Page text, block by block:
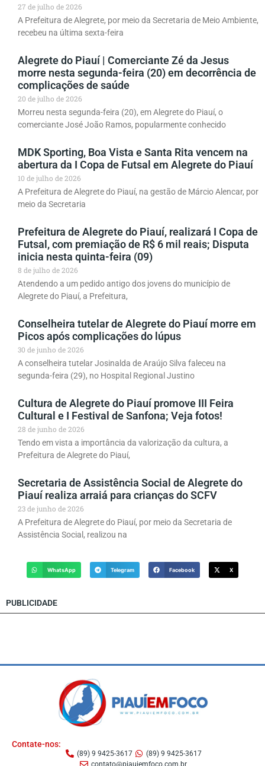
27 de julho de 2026
A Prefeitura de Alegrete, por meio da Secretaria de Meio Ambiente,
recebeu na última sexta-feira
Alegrete do Piauí | Comerciante Zé da Jesus
morre nesta segunda-feira (20) em decorrência de
complicações de saúde
20 de julho de 2026
Morreu nesta segunda-feira (20), em Alegrete do Piauí, o
comerciante José João Ramos, popularmente conhecido
MDK Sporting, Boa Vista e Santa Rita vencem na
abertura da I Copa de Futsal em Alegrete do Piauí
10 de julho de 2026
A Prefeitura de Alegrete do Piauí, na gestão de Márcio Alencar, por
meio da Secretaria
Prefeitura de Alegrete do Piauí, realizará I Copa de
Futsal, com premiação de R$ 6 mil reais; Disputa
inicia nesta quinta-feira (09)
8 de julho de 2026
Atendendo a um pedido antigo dos jovens do município de
Alegrete do Piauí, a Prefeitura,
Conselheira tutelar de Alegrete do Piauí morre em
Picos após complicações do lúpus
30 de junho de 2026
A conselheira tutelar Josinalda de Araújo Silva faleceu na
segunda-feira (29), no Hospital Regional Justino
Cultura de Alegrete do Piauí promove III Feira
Cultural e I Festival de Sanfona; Veja fotos!
28 de junho de 2026
Tendo em vista a importância da valorização da cultura, a
Prefeitura de Alegrete do Piauí,
Secretaria de Assistência Social de Alegrete do
Piauí realiza arraiá para crianças do SCFV
23 de junho de 2026
A Prefeitura de Alegrete do Piauí, por meio da Secretaria de
Assistência Social, realizou na
WhatsApp Telegram Facebook X
PUBLICIDADE
Contate-nos:
(89) 9 9425-3617
(89) 9 9425-3617